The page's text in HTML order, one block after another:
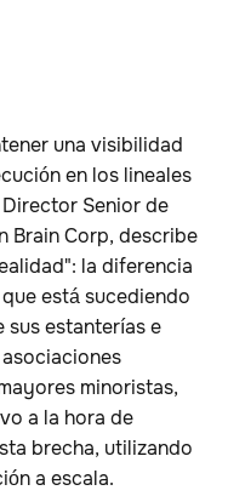
una visibilidad
en los lineales
Senior de
Brain Corp, describe
la diferencia
está sucediendo
sus estanterías e
minoristas,
a la hora de
brecha, utilizando
a escala.